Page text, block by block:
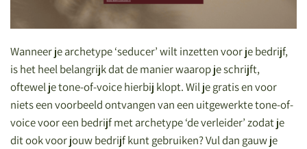
Wanneer je archetype ‘seducer​’ wilt inzetten voor je bedrijf,
is het heel belangrijk dat de manier waarop je schrijft,
oftewel je tone-of-voice hierbij klopt. Wil je gratis en voor
niets een voorbeeld ontvangen van een uitgewerkte tone-of-
voice voor een bedrijf met archetype ‘de verleider’ zodat je
dit ook voor jouw bedrijf kunt gebruiken? Vul dan gauw je